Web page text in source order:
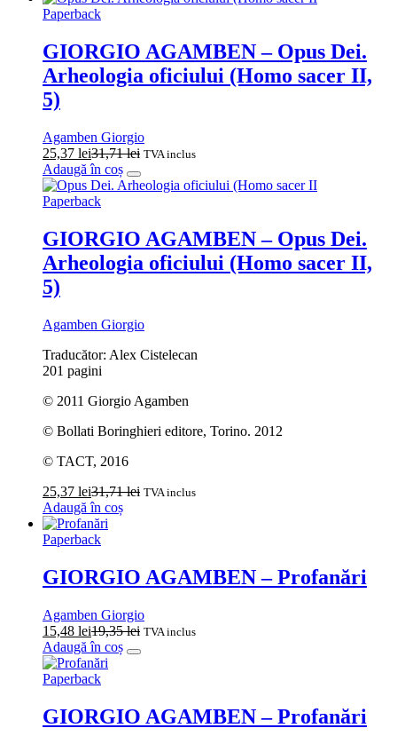
Paperback
GIORGIO AGAMBEN – Opus Dei.
Arheologia oficiului (Homo sacer II,
5)
Agamben Giorgio
25,37 lei31,71lei TVA inclus
Adaugă în coș
Paperback
GIORGIO AGAMBEN – Opus Dei.
Arheologia oficiului (Homo sacer II,
5)
Agamben Giorgio
Traducător: Alex Cistelecan
201 pagini
© 2011 Giorgio Agamben
© Bollati Boringhieri editore, Torino. 2012
© TACT, 2016
25,37 lei31,71lei TVA inclus
Adaugă în coș
Paperback
GIORGIO AGAMBEN – Profanări
Agamben Giorgio
15,48 lei19,35lei TVA inclus
Adaugă în coș
Paperback
GIORGIO AGAMBEN – Profanări